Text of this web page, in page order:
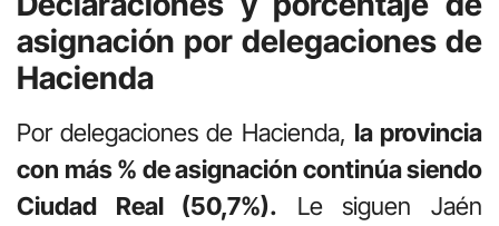
asignación por delegaciones de
Hacienda
Por delegaciones de Hacienda, la provincia
con más % de asignación continúa siendo
Ciudad Real (50,7%). Le siguen Jaén